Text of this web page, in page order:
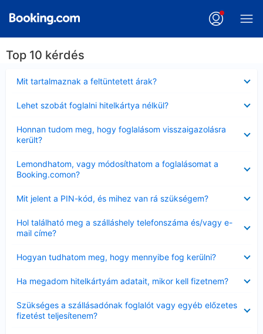
Top 10 kérdés
Mit tartalmaznak a feltüntetett árak?
Lehet szobát foglalni hitelkártya nélkül?
Honnan tudom meg, hogy foglalásom visszaigazolásra
került?
Lemondhatom, vagy módosíthatom a foglalásomat a
Booking.comon?
Mit jelent a PIN-kód, és mihez van rá szükségem?
Hol található meg a szálláshely telefonszáma és/vagy e-
mail címe?
Hogyan tudhatom meg, hogy mennyibe fog kerülni?
Ha megadom hitelkártyám adatait, mikor kell fizetnem?
Szükséges a szállásadónak foglalót vagy egyéb előzetes
fizetést teljesítenem?